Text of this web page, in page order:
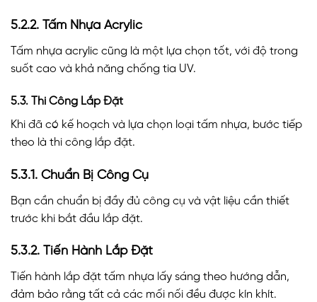
5.2.2. Tấm Nhựa Acrylic
Tấm nhựa acrylic cũng là một lựa chọn tốt, với độ trong
suốt cao và khả năng chống tia UV.
5.3. Thi Công Lắp Đặt
Khi đã có kế hoạch và lựa chọn loại tấm nhựa, bước tiếp
theo là thi công lắp đặt.
5.3.1. Chuẩn Bị Công Cụ
Bạn cần chuẩn bị đầy đủ công cụ và vật liệu cần thiết
trước khi bắt đầu lắp đặt.
5.3.2. Tiến Hành Lắp Đặt
Tiến hành lắp đặt tấm nhựa lấy sáng theo hướng dẫn,
đảm bảo rằng tất cả các mối nối đều được kín khít.